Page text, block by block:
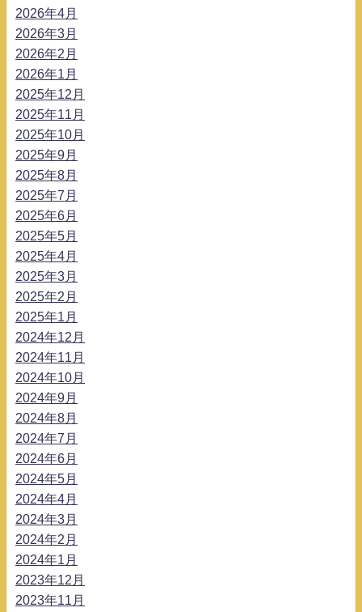
2026年4月
2026年3月
2026年2月
2026年1月
2025年12月
2025年11月
2025年10月
2025年9月
2025年8月
2025年7月
2025年6月
2025年5月
2025年4月
2025年3月
2025年2月
2025年1月
2024年12月
2024年11月
2024年10月
2024年9月
2024年8月
2024年7月
2024年6月
2024年5月
2024年4月
2024年3月
2024年2月
2024年1月
2023年12月
2023年11月